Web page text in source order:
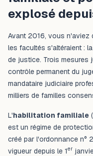
explosé
Avant 2016, vous
les facultés s'altéraient :
de justice. Trois mesures
contrôle permanent du
mandataire judiciaire
milliers de familles
L'habilitation familiale
est un régime de
créé par l'ordonnance n°
vigueur depuis le 1er